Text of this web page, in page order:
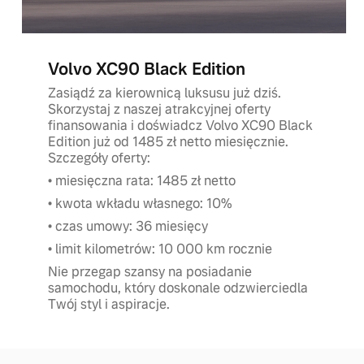
Volvo XC90 Black Edition
Zasiądź za kierownicą luksusu już dziś.
Skorzystaj z naszej atrakcyjnej oferty
finansowania i doświadcz Volvo XC90 Black
Edition już od 1485 zł netto miesięcznie.
Szczegóły oferty:
• miesięczna rata: 1485 zł netto
• kwota wkładu własnego: 10%
• czas umowy: 36 miesięcy
• limit kilometrów: 10 000 km rocznie
Nie przegap szansy na posiadanie
samochodu, który doskonale odzwierciedla
Twój styl i aspiracje.